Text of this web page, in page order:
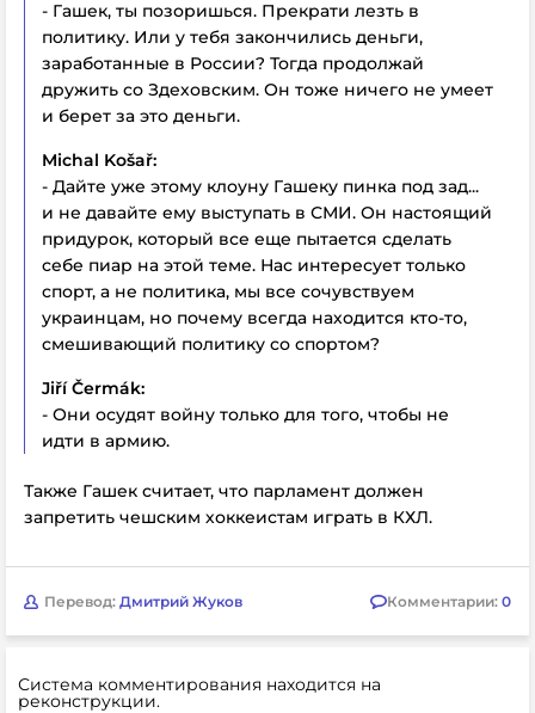
- Гашек, ты позоришься. Прекрати лезть в
политику. Или у тебя закончились деньги,
заработанные в России? Тогда продолжай
дружить со Здеховским. Он тоже ничего не умеет
и берет за это деньги.
Michal Košař:
- Дайте уже этому клоуну Гашеку пинка под зад...
и не давайте ему выступать в СМИ. Он настоящий
придурок, который все еще пытается сделать
себе пиар на этой теме. Нас интересует только
спорт, а не политика, мы все сочувствуем
украинцам, но почему всегда находится кто-то,
смешивающий политику со спортом?
Jiří Čermák:
- Они осудят войну только для того, чтобы не
идти в армию.
Также Гашек считает, что парламент должен
запретить чешским хоккеистам играть в КХЛ.
Перевод: Дмитрий Жуков Комментарии: 0
Система комментирования находится на
реконструкции.